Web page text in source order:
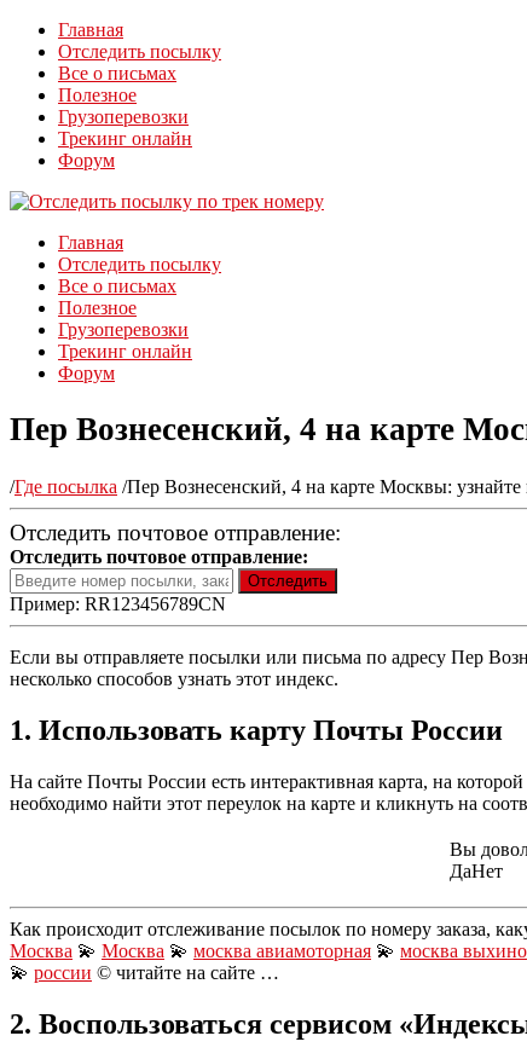
Главная
Отследить посылку
Все о письмах
Полезное
Грузоперевозки
Трекинг онлайн
Форум
Главная
Отследить посылку
Все о письмах
Полезное
Грузоперевозки
Трекинг онлайн
Форум
Пер Вознесенский, 4 на карте
/Где посылка /Пер Вознесенский, 4 на карте Москвы:
Отследить почтовое отправление:
Отследить почтовое отправление:
Пример: RR123456789CN
Если вы отправляете посылки или письма по адресу Пер
несколько способов узнать этот индекс.
1. Использовать карту Почты России
На сайте Почты России есть интерактивная карта, на
необходимо найти этот переулок на карте и кликнуть на
Вы
ДаНет
Как происходит отслеживание посылок по номеру заказа,
Москва 💫 Москва 💫 москва авиамоторная 💫 москва выхино
💫 россии © читайте на сайте …
2. Воспользоваться сервисом